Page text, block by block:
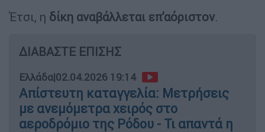
Έτσι, η δίκη αναβάλλεται επ’αόριστον.
ΔΙΑΒΑΣΤΕ ΕΠΙΣΗΣ
Ελλάδα|02.04.2026 19:14
Απίστευτη καταγγελία: Μετρήσεις
με ανεμόμετρα χειρός στο
αεροδρόμιο της Ρόδου - Τι απαντά η